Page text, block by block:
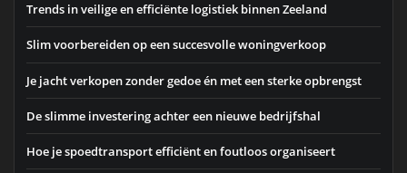
Trends in veilige en efficiënte logistiek binnen Zeeland
Slim voorbereiden op een succesvolle woningverkoop
Je jacht verkopen zonder gedoe én met een sterke opbrengst
De slimme investering achter een nieuwe bedrijfshal
Hoe je spoedtransport efficiënt en foutloos organiseert